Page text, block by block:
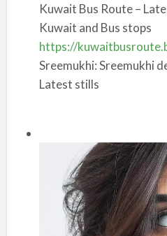
Kuwait Bus Route –
Kuwait and Bus stops
https://
Sreemukhi: Sreemukhi
Latest stills